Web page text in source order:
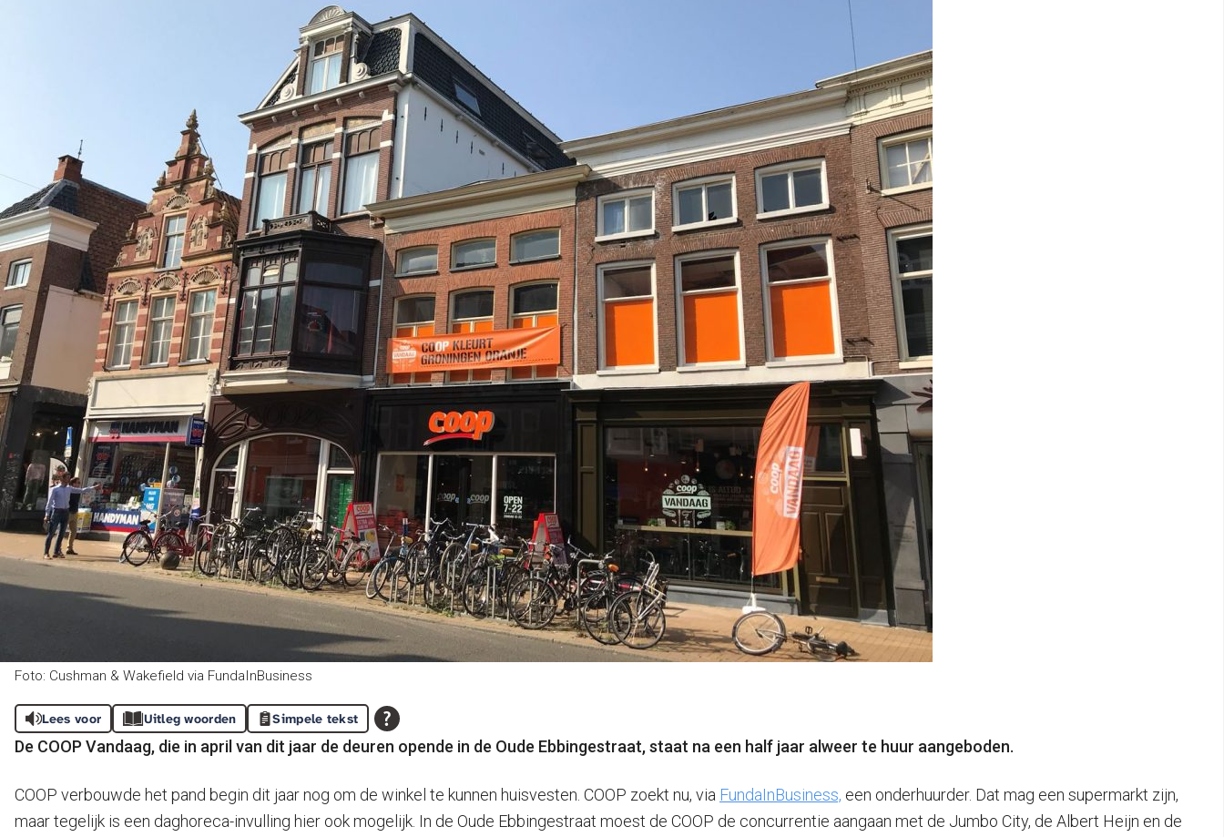
Foto: Cushman & Wakefield via FundaInBusiness
Lees voor Uitleg woorden Simpele tekst
De COOP Vandaag, die in april van dit jaar de deuren opende in de Oude Ebbingestraat, staat na een half jaar alweer te huur aangeboden.
COOP verbouwde het pand begin dit jaar nog om de winkel te kunnen huisvesten. COOP zoekt nu, via FundaInBusiness, een onderhuurder. Dat mag een supermarkt zijn,
maar tegelijk is een daghoreca-invulling hier ook mogelijk. In de Oude Ebbingestraat moest de COOP de concurrentie aangaan met de Jumbo City, de Albert Heijn en de